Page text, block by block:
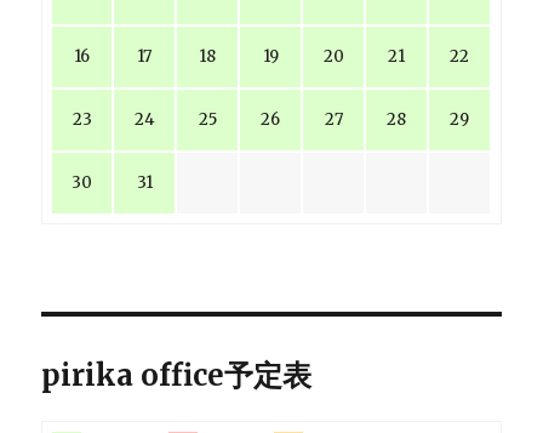
16 17 18 19 20 21 22
23 24 25 26 27 28 29
30 31
pirika office予定表